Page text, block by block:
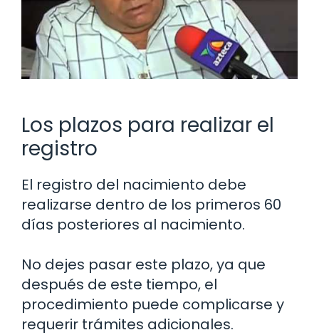
Los plazos para realizar el
registro
El registro del nacimiento debe
realizarse dentro de los primeros 60
días posteriores al nacimiento.
No dejes pasar este plazo, ya que
después de este tiempo, el
procedimiento puede complicarse y
requerir trámites adicionales.